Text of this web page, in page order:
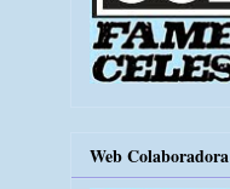
Web Colaboradora